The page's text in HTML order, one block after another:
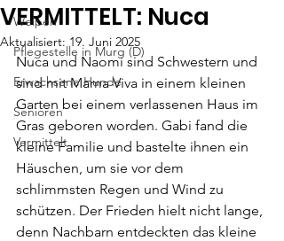
Welpen
Pflegestelle in Murg (D)
Erwachsene Hunde
Senioren
Vermittelt
VERMITTELT: Nuca
Aktualisiert: 19. Juni 2025
Nuca und Naomi sind Schwestern und
sind mit Mama Viva in einem kleinen
Garten bei einem verlassenen Haus im
Gras geboren worden. Gabi fand die
kleine Familie und bastelte ihnen ein
Häuschen, um sie vor dem
schlimmsten Regen und Wind zu
schützen. Der Frieden hielt nicht lange,
denn Nachbarn entdeckten das kleine